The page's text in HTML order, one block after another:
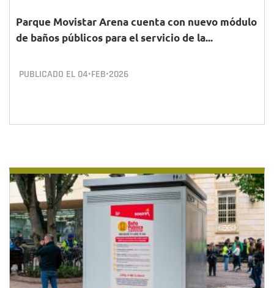
Parque Movistar Arena cuenta con nuevo módulo
de baños públicos para el servicio de la...
PUBLICADO EL 04•FEB•2026